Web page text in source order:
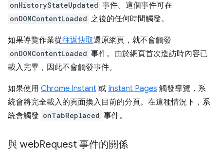
onHistoryStateUpdated 事件。這個事件可在
onDOMContentLoaded 之後的任何時間觸發。
如果導覽作業從往返快取還原網頁，就不會觸發
onDOMContentLoaded 事件。由於網頁首次造訪時內容已
載入完畢，因此不會觸發事件。
如果使用 Chrome Instant 或 Instant Pages 觸發導覽，系
統會將完全載入的頁面換入目前的分頁。在這種情況下，系
統會觸發 onTabReplaced 事件。
與 webRequest 事件的關係